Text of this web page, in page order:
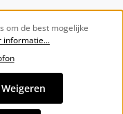
om de best mogelijke
informatie...
Weigeren